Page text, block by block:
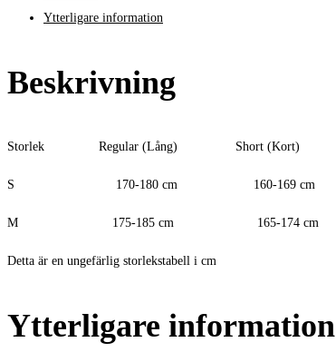
Ytterligare information
Beskrivning
Storlek Regular (Lång) Short (Kort)
S 170-180 cm 160-169 cm
M 175-185 cm 165-174 cm
Detta är en ungefärlig storlekstabell i cm
Ytterligare information